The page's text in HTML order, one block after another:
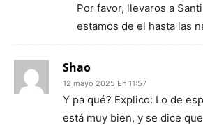
Por favor, llevaros a
estamos de el hasta las
Shao
12 mayo 2025 En 11:57
Y pa qué? Explico: Lo de
está muy bien, y se dice